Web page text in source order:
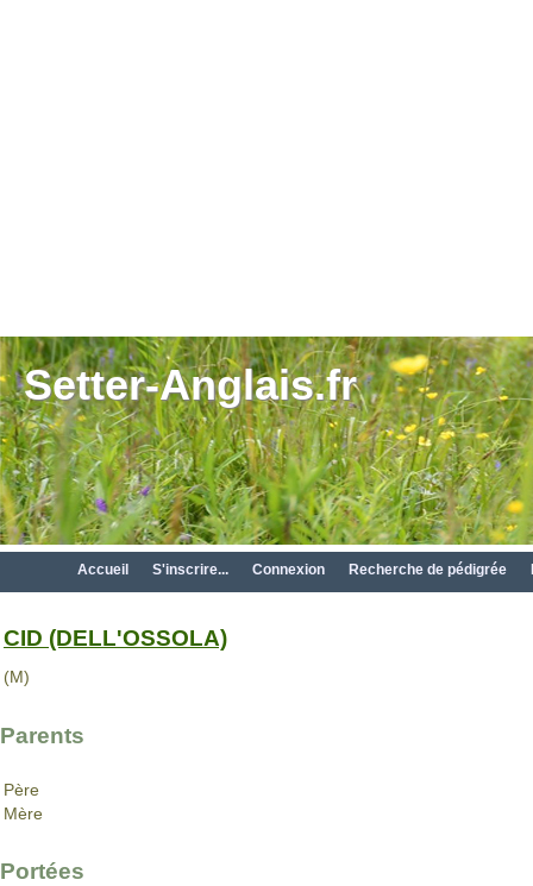
Setter-Anglais.fr
Accueil S'inscrire... Connexion Recherche de pédigrée
CID (DELL'OSSOLA)
(M)
Parents
Père
Mère
Portées